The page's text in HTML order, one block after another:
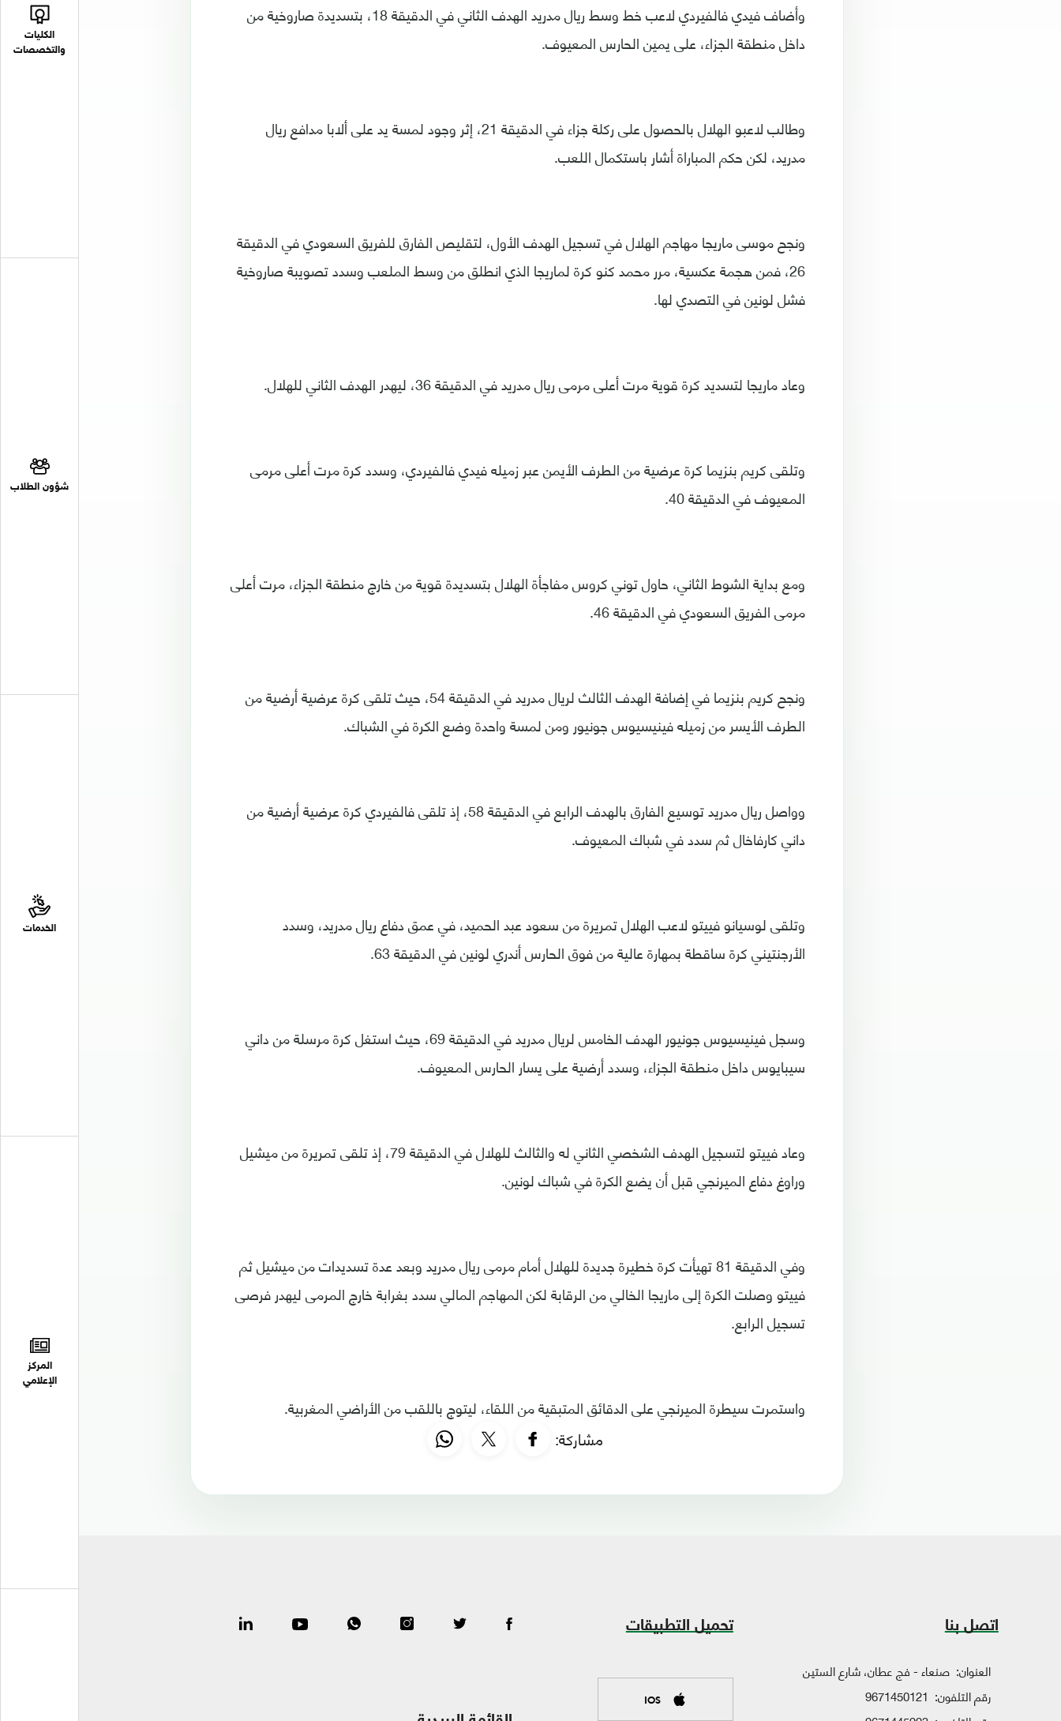
الكليات
والتخصصات
شؤون الطلاب
الخدمات
المركز
الإعلامي
وأضاف فيدي فالفيردي لاعب خط وسط ريال مدريد الهدف الثاني في الدقيقة 18، بتسديدة صاروخية من
داخل منطقة الجزاء، على يمين الحارس المعيوف.
وطالب لاعبو الهلال بالحصول على ركلة جزاء في الدقيقة 21، إثر وجود لمسة يد على ألابا مدافع ريال
مدريد، لكن حكم المباراة أشار باستكمال اللعب.
ونجح موسى ماريجا مهاجم الهلال في تسجيل الهدف الأول، لتقليص الفارق للفريق السعودي في الدقيقة
26، فمن هجمة عكسية، مرر محمد كنو كرة لماريجا الذي انطلق من وسط الملعب وسدد تصويبة صاروخية
فشل لونين في التصدي لها.
وعاد ماريجا لتسديد كرة قوية مرت أعلى مرمى ريال مدريد في الدقيقة 36، ليهدر الهدف الثاني للهلال.
وتلقى كريم بنزيما كرة عرضية من الطرف الأيمن عبر زميله فيدي فالفيردي، وسدد كرة مرت أعلى مرمى
المعيوف في الدقيقة 40.
ومع بداية الشوط الثاني، حاول توني كروس مفاجأة الهلال بتسديدة قوية من خارج منطقة الجزاء، مرت أعلى
مرمى الفريق السعودي في الدقيقة 46.
ونجح كريم بنزيما في إضافة الهدف الثالث لريال مدريد في الدقيقة 54، حيث تلقى كرة عرضية أرضية من
الطرف الأيسر من زميله فينيسيوس جونيور ومن لمسة واحدة وضع الكرة في الشباك.
وواصل ريال مدريد توسيع الفارق بالهدف الرابع في الدقيقة 58، إذ تلقى فالفيردي كرة عرضية أرضية من
داني كارفاخال ثم سدد في شباك المعيوف.
وتلقى لوسيانو فييتو لاعب الهلال تمريرة من سعود عبد الحميد، في عمق دفاع ريال مدريد، وسدد
الأرجنتيني كرة ساقطة بمهارة عالية من فوق الحارس أندري لونين في الدقيقة 63.
وسجل فينيسيوس جونيور الهدف الخامس لريال مدريد في الدقيقة 69، حيث استغل كرة مرسلة من داني
سيبايوس داخل منطقة الجزاء، وسدد أرضية على يسار الحارس المعيوف.
وعاد فييتو لتسجيل الهدف الشخصي الثاني له والثالث للهلال في الدقيقة 79، إذ تلقى تمريرة من ميشيل
وراوغ دفاع الميرنجي قبل أن يضع الكرة في شباك لونين.
وفي الدقيقة 81 تهيأت كرة خطيرة جديدة للهلال أمام مرمى ريال مدريد وبعد عدة تسديدات من ميشيل ثم
فييتو وصلت الكرة إلى ماريجا الخالي من الرقابة لكن المهاجم المالي سدد بغرابة خارج المرمى ليهدر فرصى
تسجيل الرابع.
واستمرت سيطرة الميرنجي على الدقائق المتبقية من اللقاء، ليتوج باللقب من الأراضي المغربية.
مشاركة:
اتصل بنا
العنوان: صنعاء - فج عطان، شارع الستين
رقم التلفون: 9671450121
تحميل التطبيقات
IOS